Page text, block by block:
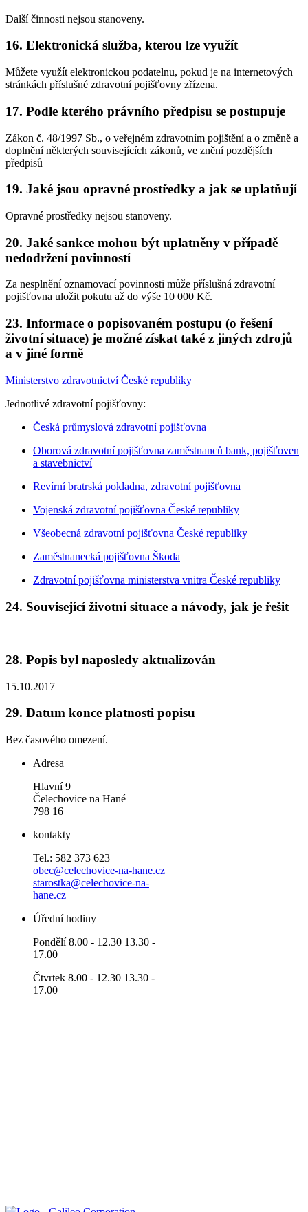
Další činnosti nejsou stanoveny.
16. Elektronická služba, kterou lze využít
Můžete využít elektronickou podatelnu, pokud je na internetových
stránkách příslušné zdravotní pojišťovny zřízena.
17. Podle kterého právního předpisu se postupuje
Zákon č. 48/1997 Sb., o veřejném zdravotním pojištění a o změně a
doplnění některých souvisejících zákonů, ve znění pozdějších
předpisů
19. Jaké jsou opravné prostředky a jak se uplatňují
Opravné prostředky nejsou stanoveny.
20. Jaké sankce mohou být uplatněny v případě
nedodržení povinností
Za nesplnění oznamovací povinnosti může příslušná zdravotní
pojišťovna uložit pokutu až do výše 10 000 Kč.
23. Informace o popisovaném postupu (o řešení
životní situace) je možné získat také z jiných zdrojů
a v jiné formě
Ministerstvo zdravotnictví České republiky
Jednotlivé zdravotní pojišťovny:
Česká průmyslová zdravotní pojišťovna
Oborová zdravotní pojišťovna zaměstnanců bank, pojišťoven
a stavebnictví
Revírní bratrská pokladna, zdravotní pojišťovna
Vojenská zdravotní pojišťovna České republiky
Všeobecná zdravotní pojišťovna České republiky
Zaměstnanecká pojišťovna Škoda
Zdravotní pojišťovna ministerstva vnitra České republiky
24. Související životní situace a návody, jak je řešit
28. Popis byl naposledy aktualizován
15.10.2017
29. Datum konce platnosti popisu
Bez časového omezení.
Adresa
Hlavní 9
Čelechovice na Hané
798 16
kontakty
Tel.: 582 373 623
obec@celechovice-na-hane.cz
starostka@celechovice-na-
hane.cz
Úřední hodiny
Pondělí 8.00 - 12.30 13.30 -
17.00
Čtvrtek 8.00 - 12.30 13.30 -
17.00